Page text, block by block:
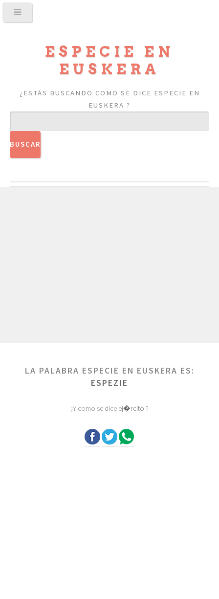
ESPECIE EN
EUSKERA
¿ESTÁS BUSCANDO COMO SE DICE ESPECIE EN
EUSKERA ?
LA PALABRA ESPECIE EN EUSKERA ES:
ESPEZIE
¿Y como se dice ej�rcito ?